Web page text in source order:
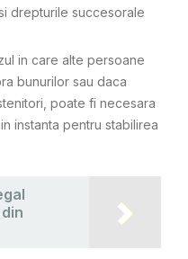
drepturile succesorale
in care alte persoane
bunurilor sau daca
poate fi necesara
instanta pentru stabilirea